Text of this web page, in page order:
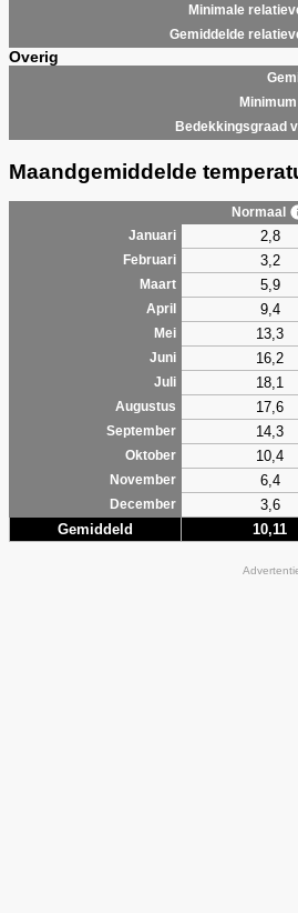
Minimale
Gemiddelde
Overig
Bedekkingsgraad
Maandgemiddelde
Normaal
Januari
2,8
Februari 3,2
Maart 5,9
April 9,4
Mei 13,3
Juni 16,2
Juli
18,1
Augustus
17,6
September
14,3
Oktober
10,4
November
6,4
December
3,6
Gemiddeld 10,11